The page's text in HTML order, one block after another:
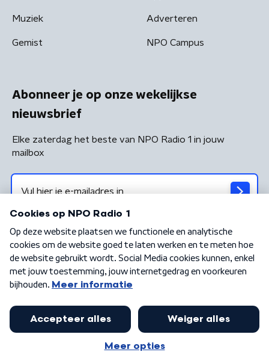
Muziek
Gemist
Adverteren
NPO Campus
Abonneer je op onze wekelijkse
nieuwsbrief
Elke zaterdag het beste van NPO Radio 1 in jouw
mailbox
Algemene voorwaarden